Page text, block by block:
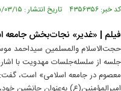
کد خبر: ۴۳۵۶۳۵۶ تاریخ انتشار : ۱۴۰۵/۰۳/۱۵
فیلم | «غدیر» نجات‌بخش جامعه
حجت‌الاسلام‌ والمسلمین سیداحمد
جلسه از سلسله‌جلسات مهدویت با
معصوم در جامعه اسلامی» است، گفت: